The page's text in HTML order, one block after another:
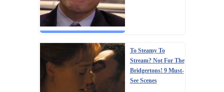
To Steamy To
Stream? Not For The
Bridgertons! 9 Must-
See Scenes